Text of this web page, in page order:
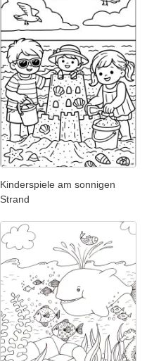
Kinderspiele am sonnigen
Strand